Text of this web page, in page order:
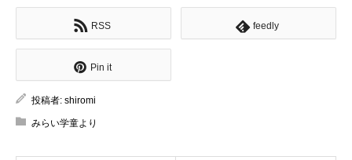
RSS feedly
Pin it
投稿者: shiromi
みらい学童より